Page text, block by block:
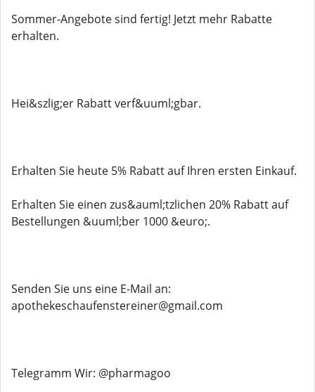
Sommer-Angebote sind fertig! Jetzt mehr Rabatte
erhalten.
Hei&szlig;er Rabatt verf&uuml;gbar.
Erhalten Sie heute 5% Rabatt auf Ihren ersten Einkauf.
Erhalten Sie einen zus&auml;tzlichen 20% Rabatt auf
Bestellungen &uuml;ber 1000 &euro;.
Senden Sie uns eine E-Mail an:
apothekeschaufenstereiner@gmail.com
Telegramm Wir: @pharmagoo